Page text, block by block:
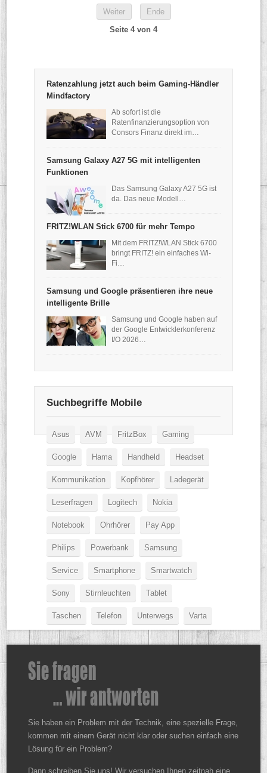
Weiter
Ende
Seite 4 von 4
Ratenzahlung jetzt auch beim Gaming-Händler
Mindfactory
Ab sofort ist die
Ratenfinanzierungsoption von
Consors Finanz direkt im…
Samsung Galaxy A27 5G mit intelligenten
Funktionen
Das Samsung Galaxy A27 5G ist
da. Das neue Modell…
FRITZ!WLAN Stick 6700 für mehr Tempo
Mit dem FRITZ!WLAN Stick 6700
bringt FRITZ! ein einfaches Wi-
Fi…
Samsung und Google präsentieren ihre neue
intelligente Brille
Samsung und Google haben auf
der Google Entwicklerkonferenz
I/O 2026…
Suchbegriffe Mobile
Asus AVM FritzBox Gaming
Google Hama Handheld Headset
Kommunikation Kopfhörer Ladegerät
Leserfragen Logitech Nokia
Notebook Ohrhörer Pay App
Philips Powerbank Samsung
Service Smartphone Smartwatch
Sony Stirnleuchten Tablet
Taschen Telefon Unterwegs Varta
Sie haben ein Problem mit der Technik, eine spezielle Frage,
kommen mit einem Gerät nicht klar oder suchen einfach eine
Lösung für ein Problem?
Dann schreiben Sie uns! Wir versuchen Ihnen zeitnah eine